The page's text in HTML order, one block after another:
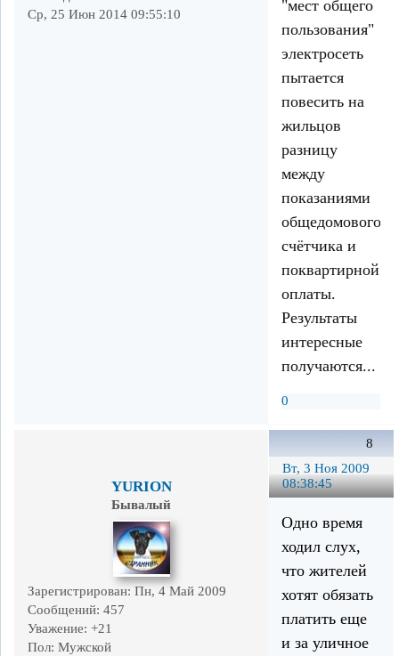
Ср, 25 Июн 2014 09:55:10
"мест общего
пользования"
электросеть
пытается
повесить на
жильцов
разницу
между
показаниями
общедомового
счётчика и
поквартирной
оплаты.
Результаты
интересные
получаются...
0
8
Вт, 3 Ноя 2009
08:38:45
YURION
Бывалый
Зарегистрирован: Пн, 4 Май 2009
Сообщений: 457
Уважение: +21
Пол: Мужской
Одно время
ходил слух,
что жителей
хотят обязать
платить еще
и за уличное